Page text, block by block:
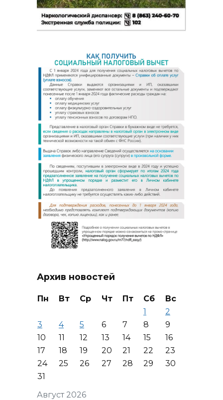
Архив новостей
Август 2026
Пн Вт Ср Чт Пт Сб
Вс
1
2
3
4 5 6 7 8
9
10
11 12 13 14 15
16
17
18 19 20 21 22
23
24
25 26 27 28 29
30
31